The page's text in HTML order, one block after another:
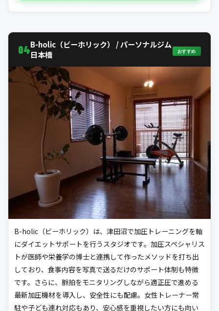
04B-holic（ビーホリック） / パーソナルジム
日本橋
おすすめ
B-holic（ビーホリック）は、津田沼で加圧トレーニングを軸
にダイエットサポートを行うスタジオです。加圧スペシャリス
トが医師や栄養学の博士と連携して作ったメソッドを打ち出
しており、食事内容を写真で送るだけのサポート体制も特徴
です。さらに、脈拍をモニタリングしながら適正圧で進める
最新加圧機材を導入し、安全性にも配慮。女性トレーナー常
駐や子ども連れ対応もあり、安心感を重視したい方にも向い